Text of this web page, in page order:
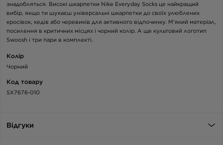
знадобляться. Високі шкарпетки Nike Everyday Socks це найкращий
вибір, якщо ти шукаєш універсальні шкарпетки до своїх улюблених
кросівок, кедів або черевиків для активного відпочинку. М'який матеріал,
посилення в критичних місцях і чорний колір. А ще культовий логотип
Swoosh і три пари в комплекті.
Колір
Чорний
Код товару
SX7676-010
Відгуки